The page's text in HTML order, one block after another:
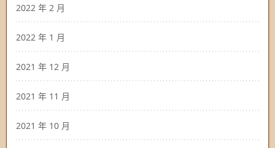
2022 年 2 月
2022 年 1 月
2021 年 12 月
2021 年 11 月
2021 年 10 月